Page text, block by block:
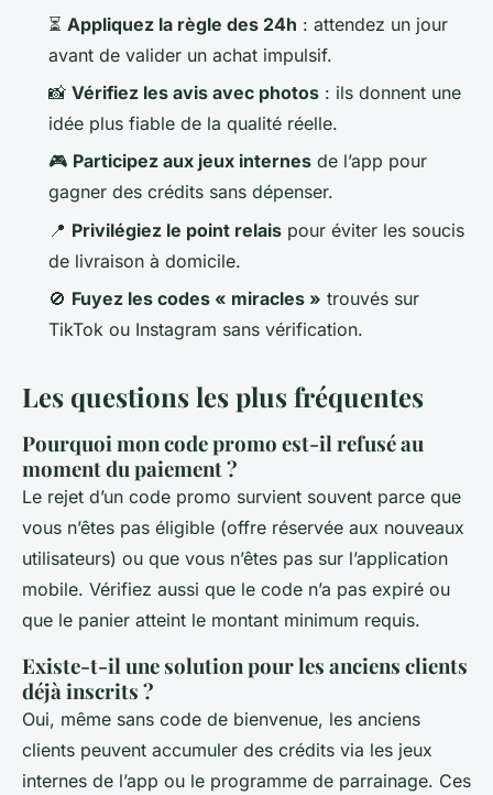
⏳ Appliquez la règle des 24h : attendez un jour
avant de valider un achat impulsif.
📸 Vérifiez les avis avec photos : ils donnent une
idée plus fiable de la qualité réelle.
🎮 Participez aux jeux internes de l’app pour
gagner des crédits sans dépenser.
📍 Privilégiez le point relais pour éviter les soucis
de livraison à domicile.
🚫 Fuyez les codes « miracles » trouvés sur
TikTok ou Instagram sans vérification.
Les questions les plus fréquentes
Pourquoi mon code promo est-il refusé au
moment du paiement ?
Le rejet d’un code promo survient souvent parce que
vous n’êtes pas éligible (offre réservée aux nouveaux
utilisateurs) ou que vous n’êtes pas sur l’application
mobile. Vérifiez aussi que le code n’a pas expiré ou
que le panier atteint le montant minimum requis.
Existe-t-il une solution pour les anciens clients
déjà inscrits ?
Oui, même sans code de bienvenue, les anciens
clients peuvent accumuler des crédits via les jeux
internes de l’app ou le programme de parrainage. Ces